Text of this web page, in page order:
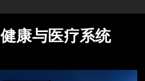
健康与医疗系统